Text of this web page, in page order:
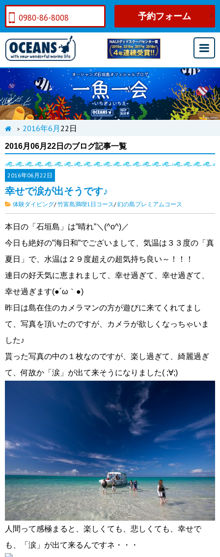
0980-86-8008 予約フォーム
> 2016年6月 22日
2016月06月22日のブログ記事一覧
2016年06月22日
幸せで涙が出そうです♪
体験ダイビング/ 竹富島満喫1日コース/ 幻の島プレミアムコース
本日の「石垣島」は”晴れ”＼(^o^)／
今日も絶好の”海日和”でございまして、気温は３３度の「真
夏日」で、水温は２９度超えの超気持ち良い～！！！
連日の好天気に恵まれまして、幸せ過ぎて、幸せ過ぎて、
幸せ過ぎます(●´ω｀●)
昨日は島在住のカメラマンの方が遊びに来てくれてまし
て、写真を頂いたのですが、カメラが欲しくなっちゃいま
した♪
貰った写真の中の１枚なのですが、楽し過ぎて、綺麗過ぎ
て、何故か「涙」が出て来そうになりました( ;∀;)
人間って感極まると、楽しくても、悲しくても、幸せで
も、「涙」が出て来るんですネ・・・